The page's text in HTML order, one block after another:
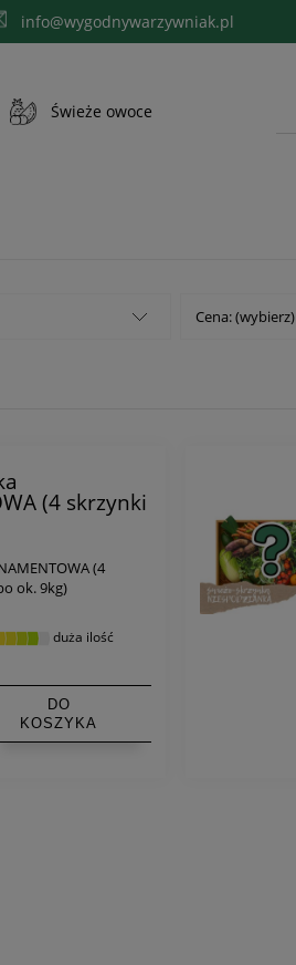
info@wygodnywarzywniak.pl
Świeże owoce
Cena: (wybierz)
(4 skrzynki
(4
ok. 9kg)
duża ilość
DO
KOSZYKA